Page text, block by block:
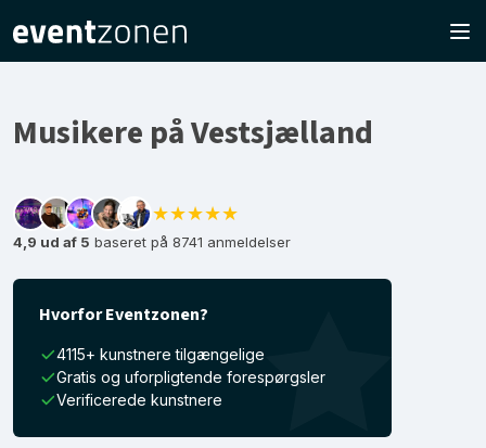
Musikere på Vestsjælland
★★★★★
4,9 ud af 5 baseret på 8741 anmeldelser
Hvorfor Eventzonen?
4115+ kunstnere tilgængelige
Gratis og uforpligtende forespørgsler
Verificerede kunstnere